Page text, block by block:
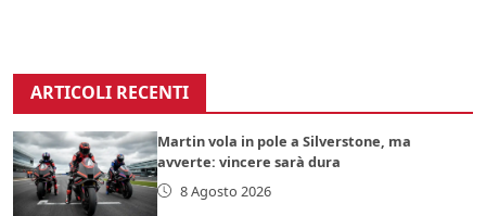
ARTICOLI RECENTI
Martin vola in pole a Silverstone, ma
avverte: vincere sarà dura
8 Agosto 2026